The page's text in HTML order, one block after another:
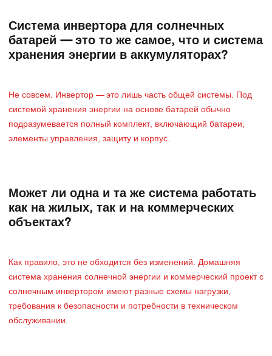
Система инвертора для солнечных
батарей — это то же самое, что и система
хранения энергии в аккумуляторах?
Не совсем. Инвертор — это лишь часть общей системы. Под
системой хранения энергии на основе батарей обычно
подразумевается полный комплект, включающий батареи,
элементы управления, защиту и корпус.
Может ли одна и та же система работать
как на жилых, так и на коммерческих
объектах?
Как правило, это не обходится без изменений. Домашняя
система хранения солнечной энергии и коммерческий проект с
солнечным инвертором имеют разные схемы нагрузки,
требования к безопасности и потребности в техническом
обслуживании.